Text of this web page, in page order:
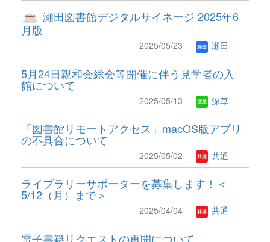
瀬田図書館デジタルサイネージ 2025年6
月版
2025/05/23 瀬田
5月24日親和会総会等開催に伴う見学者の入
館について
2025/05/13 深草
「図書館リモートアクセス」macOS版アプリ
の不具合について
2025/05/02 共通
ライブラリーサポーターを募集します！＜
5/12（月）まで＞
2025/04/04 共通
電子書籍リクエストの再開について